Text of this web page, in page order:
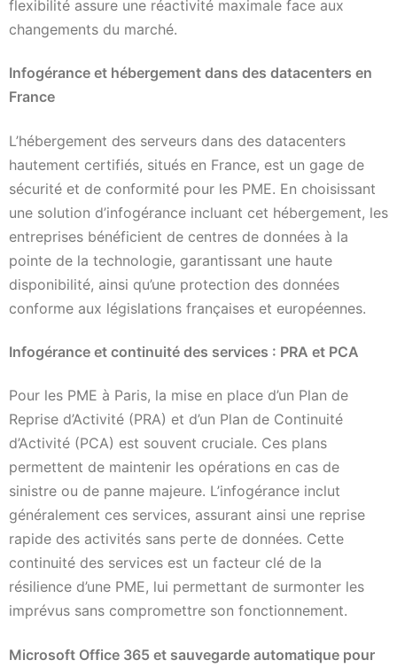
flexibilité assure une réactivité maximale face aux
changements du marché.
Infogérance et hébergement dans des datacenters en
France
L’hébergement des serveurs dans des datacenters
hautement certifiés, situés en France, est un gage de
sécurité et de conformité pour les PME. En choisissant
une solution d’infogérance incluant cet hébergement, les
entreprises bénéficient de centres de données à la
pointe de la technologie, garantissant une haute
disponibilité, ainsi qu’une protection des données
conforme aux législations françaises et européennes.
Infogérance et continuité des services : PRA et PCA
Pour les PME à Paris, la mise en place d’un Plan de
Reprise d’Activité (PRA) et d’un Plan de Continuité
d’Activité (PCA) est souvent cruciale. Ces plans
permettent de maintenir les opérations en cas de
sinistre ou de panne majeure. L’infogérance inclut
généralement ces services, assurant ainsi une reprise
rapide des activités sans perte de données. Cette
continuité des services est un facteur clé de la
résilience d’une PME, lui permettant de surmonter les
imprévus sans compromettre son fonctionnement.
Microsoft Office 365 et sauvegarde automatique pour